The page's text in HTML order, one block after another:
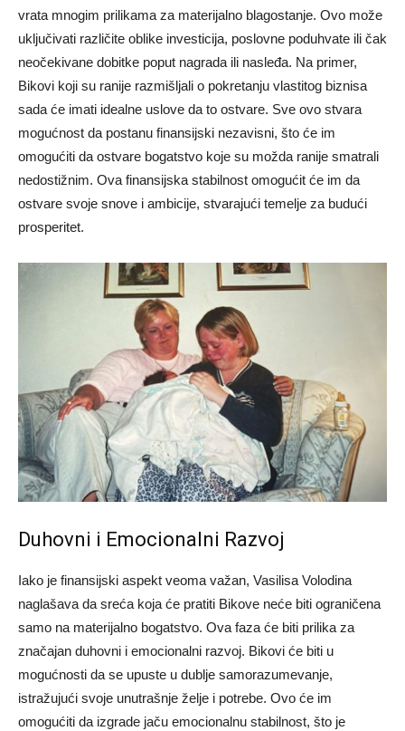
vrata mnogim prilikama za materijalno blagostanje. Ovo može
uključivati različite oblike investicija, poslovne poduhvate ili čak
neočekivane dobitke poput nagrada ili nasleđa. Na primer,
Bikovi koji su ranije razmišljali o pokretanju vlastitog biznisa
sada će imati idealne uslove da to ostvare. Sve ovo stvara
mogućnost da postanu finansijski nezavisni, što će im
omogućiti da ostvare bogatstvo koje su možda ranije smatrali
nedostižnim. Ova finansijska stabilnost omogućit će im da
ostvare svoje snove i ambicije, stvarajući temelje za budući
prosperitet.
Duhovni i Emocionalni Razvoj
Iako je finansijski aspekt veoma važan, Vasilisa Volodina
naglašava da sreća koja će pratiti Bikove neće biti ograničena
samo na materijalno bogatstvo. Ova faza će biti prilika za
značajan duhovni i emocionalni razvoj. Bikovi će biti u
mogućnosti da se upuste u dublje samorazumevanje,
istražujući svoje unutrašnje želje i potrebe. Ovo će im
omogućiti da izgrade jaču emocionalnu stabilnost, što je